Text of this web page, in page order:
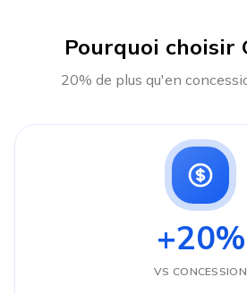
Pourquoi choisir
20% de plus qu'en
+20%
VS CONCESSION